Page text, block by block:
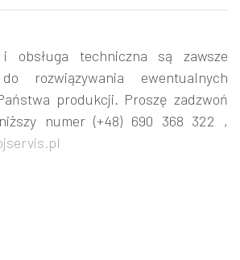
obsługa techniczna są zawsze
rozwiązywania ewentualnych
produkcji. Proszę zadzwoń
numer (+48) 690 368 322 ,